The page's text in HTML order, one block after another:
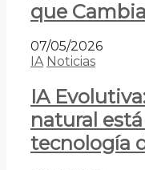
que
07/05/2026
IA Noticias
IA
natural
tecnología